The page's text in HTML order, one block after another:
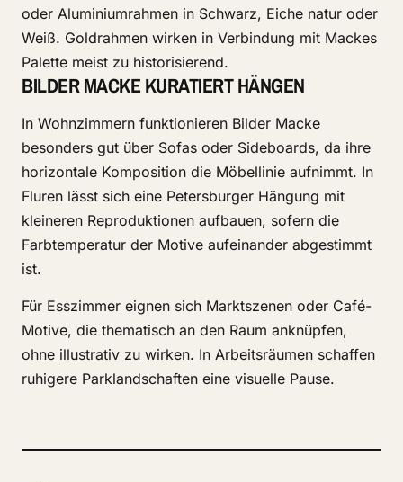
oder Aluminiumrahmen in Schwarz, Eiche natur oder
Weiß. Goldrahmen wirken in Verbindung mit Mackes
Palette meist zu historisierend.
BILDER MACKE KURATIERT HÄNGEN
In Wohnzimmern funktionieren Bilder Macke
besonders gut über Sofas oder Sideboards, da ihre
horizontale Komposition die Möbellinie aufnimmt. In
Fluren lässt sich eine Petersburger Hängung mit
kleineren Reproduktionen aufbauen, sofern die
Farbtemperatur der Motive aufeinander abgestimmt
ist.
Für Esszimmer eignen sich Marktszenen oder Café-
Motive, die thematisch an den Raum anknüpfen,
ohne illustrativ zu wirken. In Arbeitsräumen schaffen
ruhigere Parklandschaften eine visuelle Pause.